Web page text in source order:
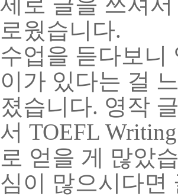
로웠습니다.
수업을 듣다보니
이가 있다는 걸
졌습니다. 영작
서 TOEFL Writing
로 얻을 게 많았
심이 많으시다면